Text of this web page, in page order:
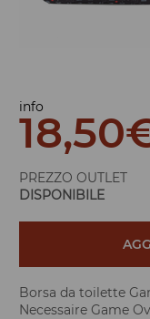
info
18,50
PREZZO OUTLET
DISPONIBILE
Borsa da toilette
Necessaire Game